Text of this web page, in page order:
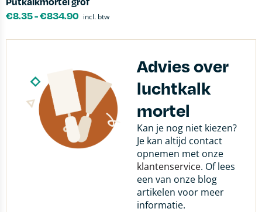
€8.35-€834.90 incl. btw
Advies over
luchtkalk
mortel
Kan je nog niet kiezen?
Je kan altijd contact
opnemen met onze
klantenservice. Of lees
een van onze blog
artikelen voor meer
informatie.